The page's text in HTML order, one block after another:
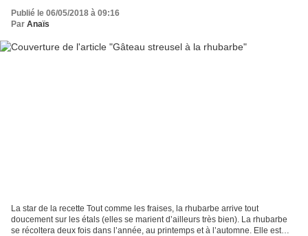
Publié le 06/05/2018 à 09:16
Par Anaïs
La star de la recette Tout comme les fraises, la rhubarbe arrive tout
doucement sur les étals (elles se marient d’ailleurs très bien). La rhubarbe
se récoltera deux fois dans l’année, au printemps et à l’automne. Elle est